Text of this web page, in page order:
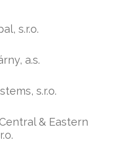
OSTATNÍ
s.r.o.
a.s.
s.r.o.
& Eastern